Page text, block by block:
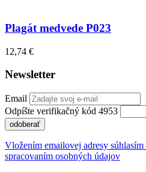
Plagát medvede P023
12,74 €
Newsletter
Email
Odpíšte verifikačný kód 4953
odoberať
Vložením emailovej adresy
spracovaním osobných údajov